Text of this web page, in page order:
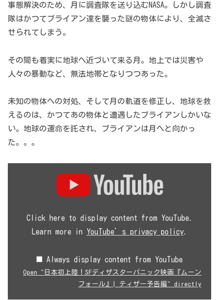
事態解決のため、月に調査隊を送り込むNASA。しかし調査
隊はかつてブライアン達を襲った謎の物体により、全滅さ
せられてしまう。
その間も着実に地球へ近づいて来る月。地上では災害や
人々の暴動など、無法地帯となりつつあった。
未知の物体への対処、そして月の軌道を修正し、地球を救
えるのは、かつてあの物体と遭遇したブライアンしかいな
い。地球の運命を託され、ブライアンは月へと向かっ
た。。。
Click here to display content from YouTube.
Learn more in YouTube’s privacy policy.
Always display content from YouTube
Open "日本初上陸！SFディザスターパニック映画『ムーン
フォール』| ティザー予告編" directly